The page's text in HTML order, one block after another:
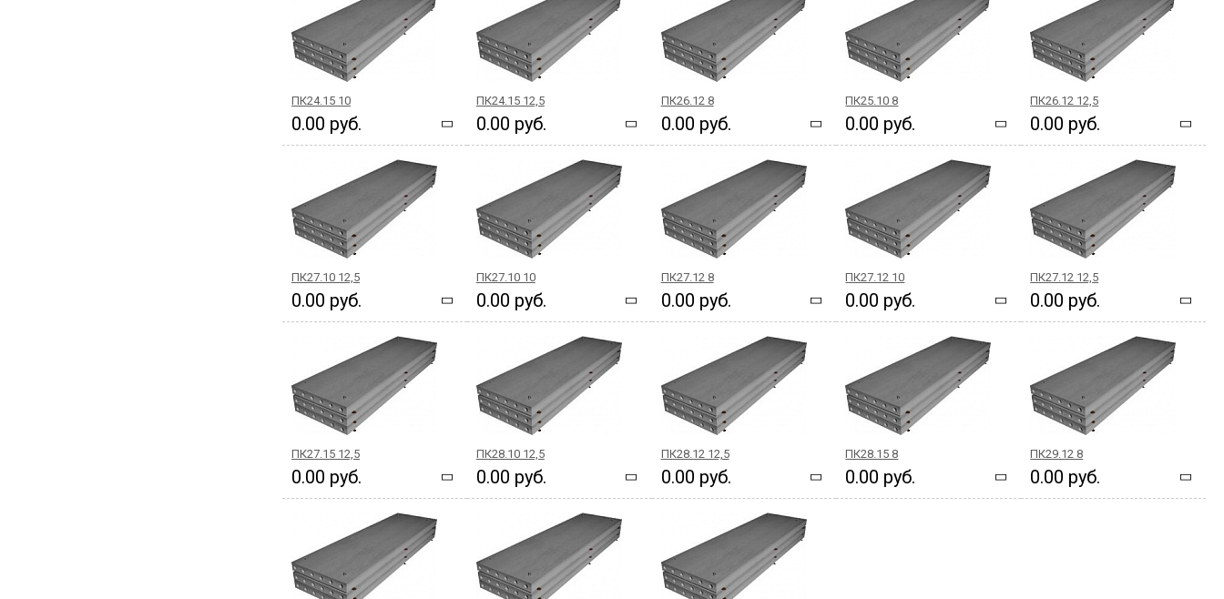
ПК24.15 10
0.00 руб.
ПК24.15 12,5
0.00 руб.
ПК26.12 8
0.00 руб.
ПК25.10 8
0.00 руб.
ПК26.12 12,5
0.00 руб.
ПК27.10 12,5
0.00 руб.
ПК27.10 10
0.00 руб.
ПК27.12 8
0.00 руб.
ПК27.12 10
0.00 руб.
ПК27.12 12,5
0.00 руб.
ПК27.15 12,5
0.00 руб.
ПК28.10 12,5
0.00 руб.
ПК28.12 12,5
0.00 руб.
ПК28.15 8
0.00 руб.
ПК29.12 8
0.00 руб.